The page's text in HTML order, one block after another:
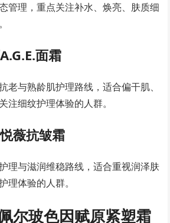
管理，重点关注补水、焕亮、肤质细
面霜
老与熟龄肌护理路线，适合偏干肌、
注细纹护理体验的人群。
薇抗皱霜
理与滋润维稳路线，适合重视润泽肤
理体验的人群。
尔玻色因赋原紧塑霜